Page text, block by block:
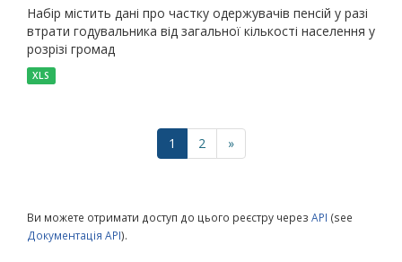
Набір містить дані про частку одержувачів пенсій у разі
втрати годувальника від загальної кількості населення у
розрізі громад
XLS
1 2 »
Ви можете отримати доступ до цього реєстру через API (see
Документація API).